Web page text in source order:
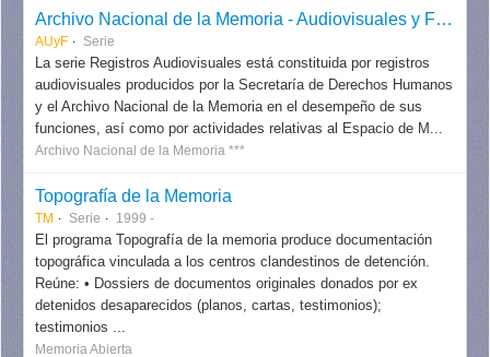
Archivo Nacional de la Memoria - Audiovisuales y Fotografías
AUyF Serie
La serie Registros Audiovisuales está constituida por registros
audiovisuales producidos por la Secretaría de Derechos Humanos
y el Archivo Nacional de la Memoria en el desempeño de sus
funciones, así como por actividades relativas al Espacio de M...
Archivo Nacional de la Memoria ***
Topografía de la Memoria
TM Serie 1999 -
El programa Topografía de la memoria produce documentación
topográfica vinculada a los centros clandestinos de detención.
Reúne: • Dossiers de documentos originales donados por ex
detenidos desaparecidos (planos, cartas, testimonios);
testimonios ...
Memoria Abierta